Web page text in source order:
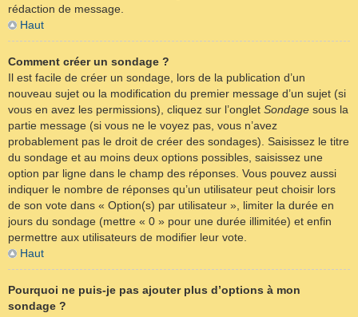
rédaction de message.
Haut
Comment créer un sondage ?
Il est facile de créer un sondage, lors de la publication d’un
nouveau sujet ou la modification du premier message d’un sujet (si
vous en avez les permissions), cliquez sur l’onglet Sondage sous la
partie message (si vous ne le voyez pas, vous n’avez
probablement pas le droit de créer des sondages). Saisissez le titre
du sondage et au moins deux options possibles, saisissez une
option par ligne dans le champ des réponses. Vous pouvez aussi
indiquer le nombre de réponses qu’un utilisateur peut choisir lors
de son vote dans « Option(s) par utilisateur », limiter la durée en
jours du sondage (mettre « 0 » pour une durée illimitée) et enfin
permettre aux utilisateurs de modifier leur vote.
Haut
Pourquoi ne puis-je pas ajouter plus d’options à mon
sondage ?